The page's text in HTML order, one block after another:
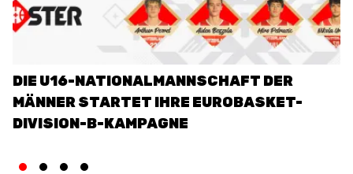
VERBAND
ROLLSTUHL-BASKETBALL
MOBILIAR BASKETBALL
GAMES
DIE U16-NATIONALMANNSCHAFT DER
MÄNNER STARTET IHRE EUROBASKET-
DIVISION-B-KAMPAGNE